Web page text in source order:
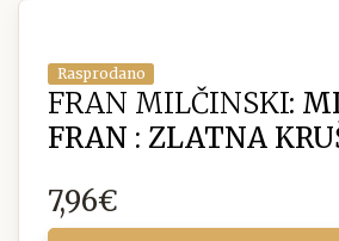
Rasprodano
FRAN MILČINSKI:
FRAN : ZLATNA
7,96€